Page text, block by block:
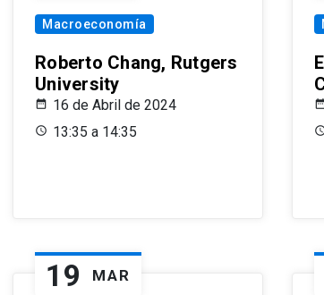
Macroeconomía
Roberto Chang, Rutgers
University
16 de Abril de 2024
13:35 a 14:35
19 MAR